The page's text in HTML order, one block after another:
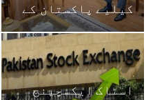
کیلیے پاکستان کے
کردار پر
وزیراعظم…
اسٹاک ایکسچینج